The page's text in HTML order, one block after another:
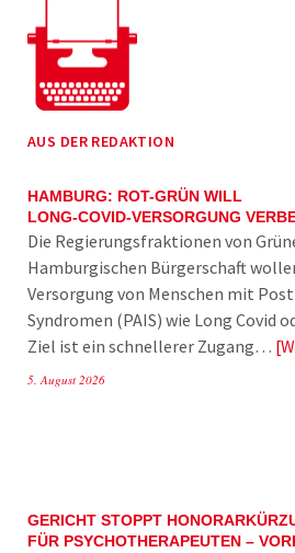
AUS DER REDAKTION
HAMBURG: ROT-GRÜN WILL
LONG-COVID-VERSORGUNG
Die Regierungsfraktionen von
Hamburgischen Bürgerschaft
Versorgung von Menschen mit
Syndromen (PAIS) wie Long Covid
Ziel ist ein schnellerer Zugang…
5. August 2026
GERICHT STOPPT
FÜR PSYCHOTHERAPEUTEN –